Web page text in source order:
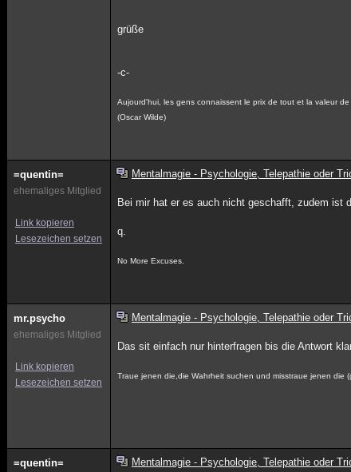
grüße
-c-
Aujourd'hui, les gens connaissent le prix de tout et la valeur de
(Oscar Wilde)
=quentin=
ehemaliges Mitglied
Link kopieren
Lesezeichen setzen
Mentalmagie - Psychologie, Telepathie oder
Bei mir hat er es auch nicht geschafft, zudem ist
q.
No More Excuses.
mr.psycho
ehemaliges Mitglied
Link kopieren
Lesezeichen setzen
Mentalmagie - Psychologie, Telepathie oder
Das sit einfach nur hinterfragen bis die Antwort
Traue jenen die,die Wahrheit suchen und misstraue jenen die
=quentin= Mentalmagie - Psychologie, Telepathie oder